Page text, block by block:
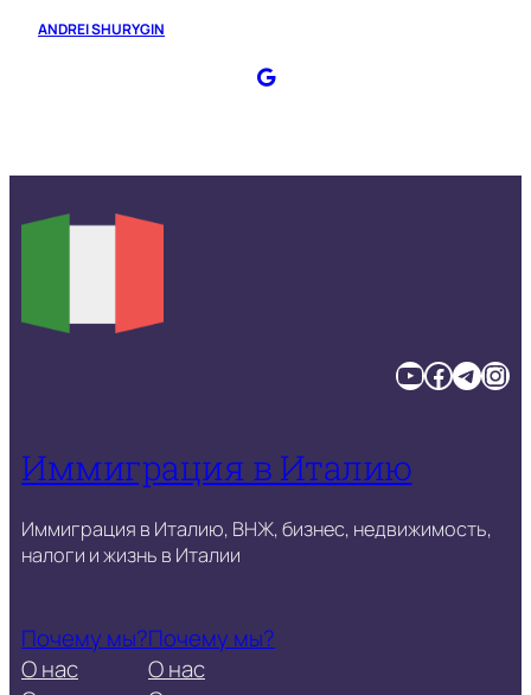
ANDREI SHURYGIN
YouTube Facebook TelegramInstagram
Иммиграция в Италию
Иммиграция в Италию, ВНЖ, бизнес, недвижимость,
налоги и жизнь в Италии
Почему мы?
О нас
Почему мы?
О нас